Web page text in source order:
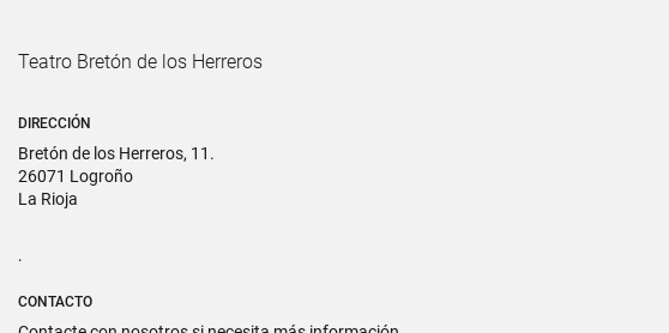
Teatro Bretón de los Herreros
DIRECCIÓN
Bretón de los Herreros, 11.
26071 Logroño
La Rioja
.
CONTACTO